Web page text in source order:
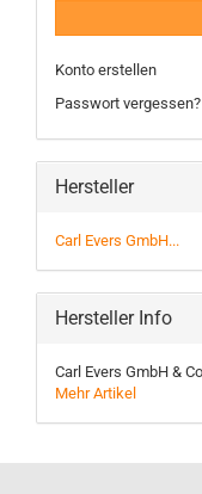
Konto erstellen
Passwort vergessen?
Hersteller
Carl Evers GmbH...
Hersteller Info
Carl Evers GmbH &
Mehr Artikel